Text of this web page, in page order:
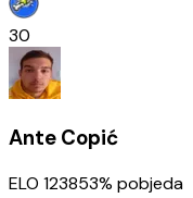
30
Ante Copić
ELO 123853% pobjeda